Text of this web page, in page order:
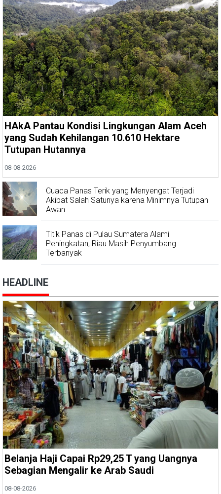
HAkA Pantau Kondisi Lingkungan Alam Aceh
yang Sudah Kehilangan 10.610 Hektare
Tutupan Hutannya
08-08-2026
Cuaca Panas Terik yang Menyengat Terjadi
Akibat Salah Satunya karena Minimnya Tutupan
Awan
Titik Panas di Pulau Sumatera Alami
Peningkatan, Riau Masih Penyumbang
Terbanyak
HEADLINE
Belanja Haji Capai Rp29,25 T yang Uangnya
Sebagian Mengalir ke Arab Saudi
08-08-2026